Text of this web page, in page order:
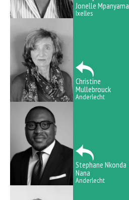
Jonelle Mpanyama
Ixelles
Christine
Mullebrouck
Anderlecht
Stephane Nkonda
Nana
Anderlecht